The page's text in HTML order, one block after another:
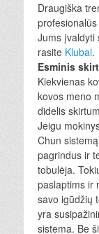
Draugiška
Jums įvaldyti
rasite Klubai.
Esminis
Kiekvienas
kovos meno
didelis
Jeigu
Chun
pagrindus ir
tobulėja.
paslaptims ir
savo igūdžių
yra
sistema. Be